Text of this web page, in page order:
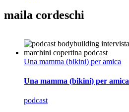
maila cordeschi
Una mamma (bikini) per amica
Una mamma (bikini) per amica
podcast